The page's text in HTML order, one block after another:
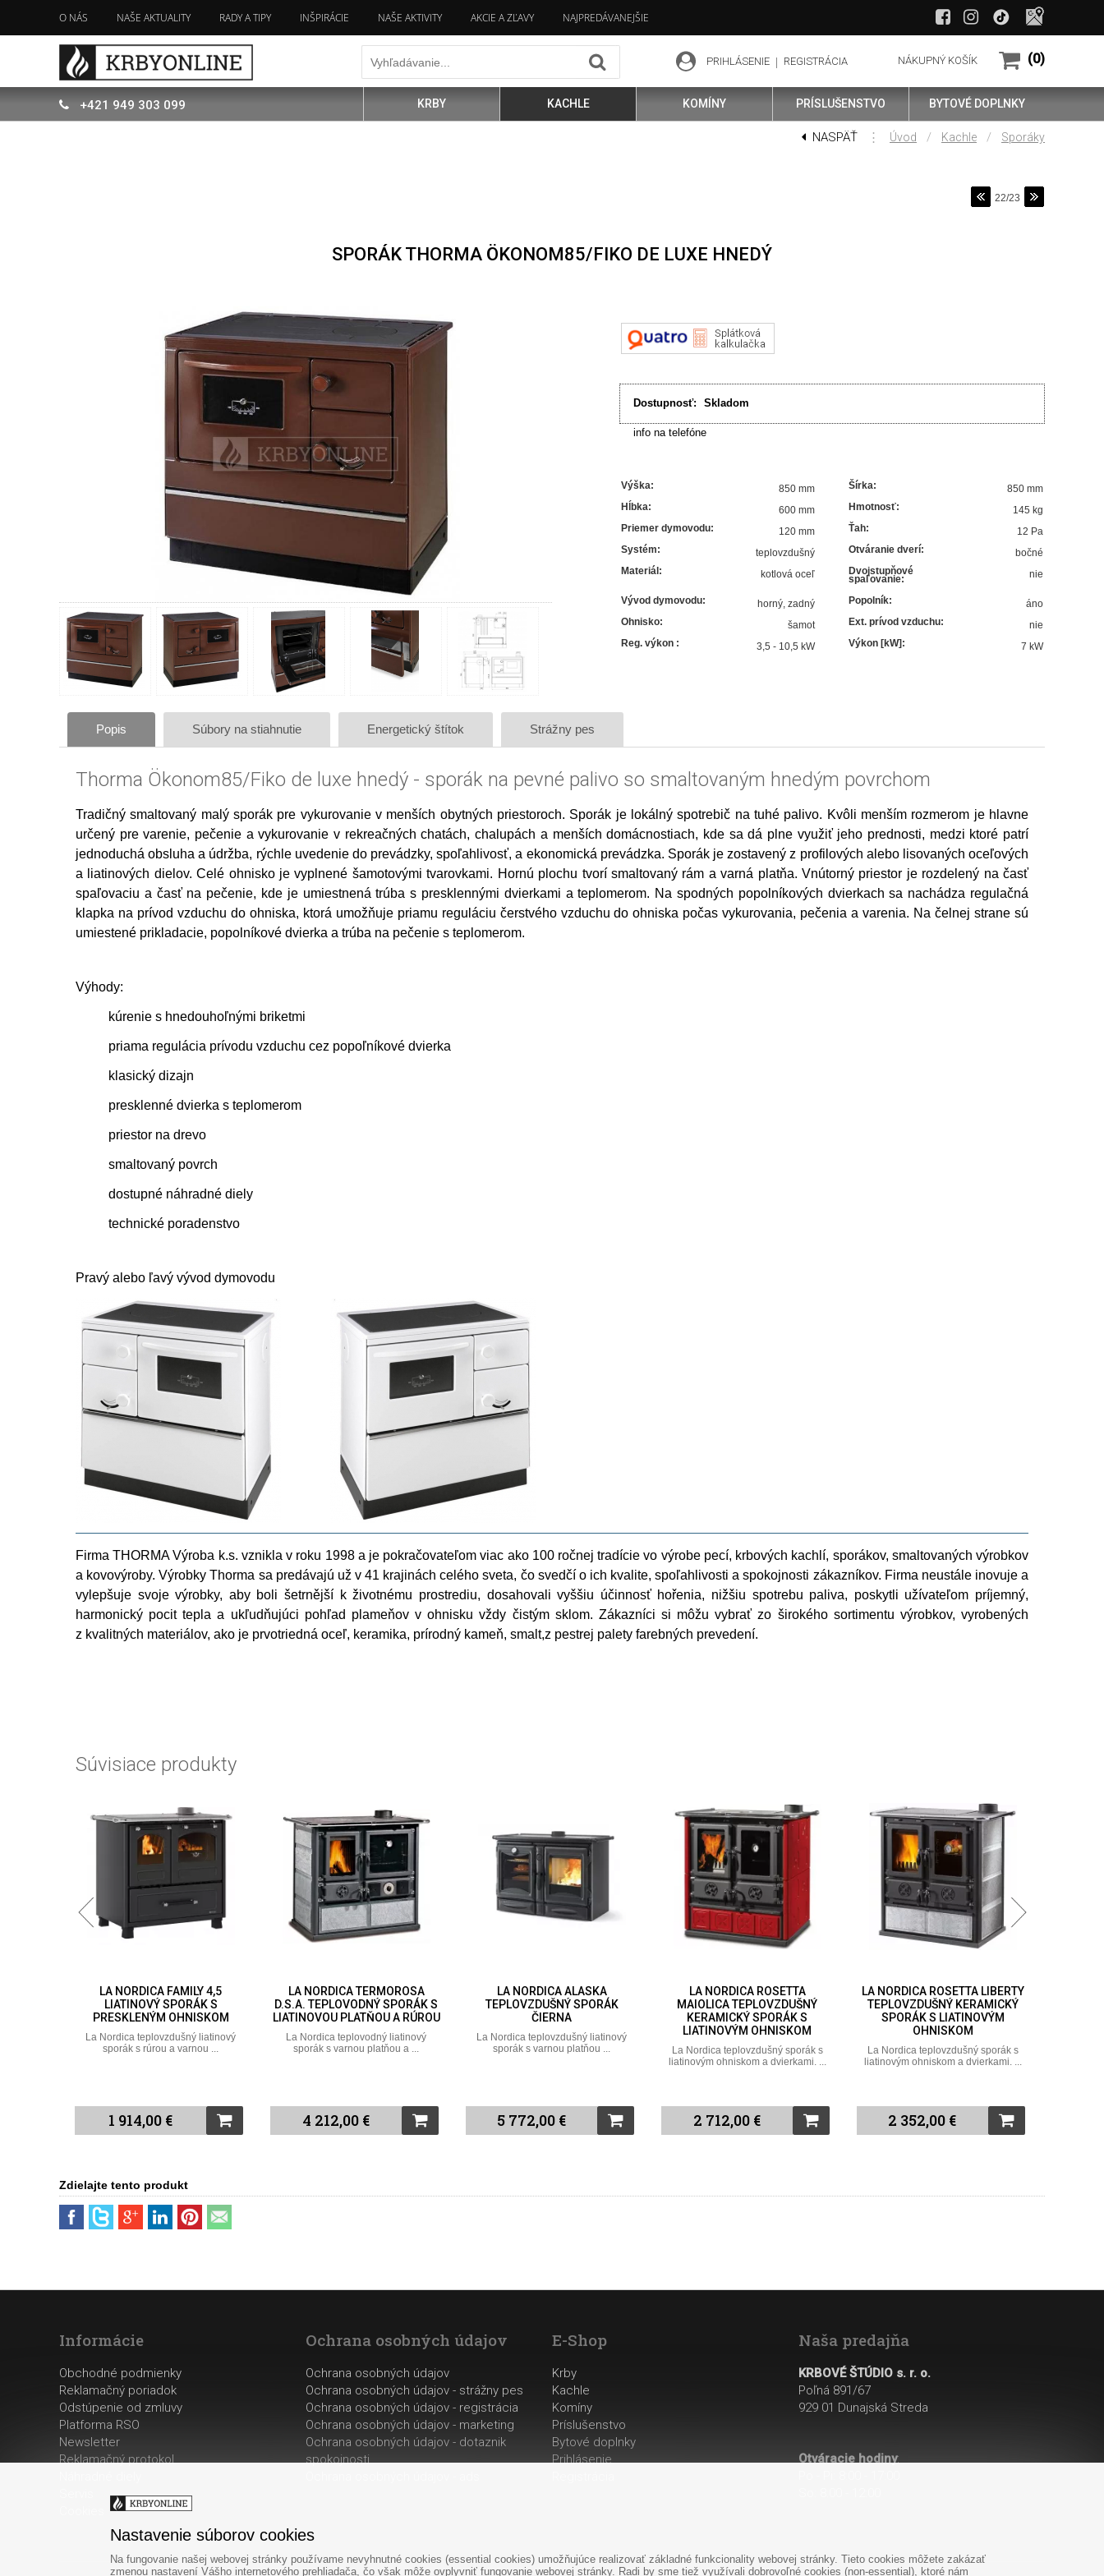
O NÁS NAŠE AKTUALITY RADY A TIPY INŠPIRÁCIE NAŠE AKTIVITY AKCIE A ZĽAVY NAJPREDÁVANEJŠIE
KRBY KACHLE KOMÍNY PRÍSLUŠENSTVO BYTOVÉ DOPLNKY
PRIHLÁSENIE REGISTRÁCIA
+421 949 303 099
NÁKUPNÝ KOŠÍK (0)
NASPÄŤ ⋮ Úvod / Kachle / Sporáky
22/23
SPORÁK THORMA ÖKONOM85/FIKO DE LUXE HNEDÝ
Dostupnosť: Skladom
info na telefóne
Výška: 850 mm Šírka:
850 mm
Hĺbka: 600 mm Hmotnosť:
145 kg
Priemer dymovodu: 120 mm Ťah:
12 Pa
Systém: teplovzdušný Otváranie dverí:
bočné
Materiál : kotlová oceľ Dvojstupňové
spaľovanie: nie
Vývod dymovodu: horný, zadný Popolník:
áno
Ohnisko: šamot Ext. prívod vzduchu:
nie
Reg. výkon : 3,5 - 10,5 kW Výkon [kW] : 7 kW
Popis Súbory na stiahnutie Energetický štítok Strážny pes
Thorma Ökonom85/Fiko de luxe hnedý - sporák na pevné palivo so smaltovaným hnedým povrchom
Tradičný smaltovaný malý sporák pre vykurovanie v menších obytných priestoroch. Sporák je lokálný spotrebič na tuhé palivo. Kvôli menším rozmerom je hlavne
určený pre varenie, pečenie a vykurovanie v rekreačných chatách, chalupách a menších domácnostiach, kde sa dá plne využiť jeho prednosti, medzi ktoré patrí
jednoduchá obsluha a údržba, rýchle uvedenie do prevádzky, spoľahlivosť, a ekonomická prevádzka. Sporák je zostavený z profilových alebo lisovaných oceľových
a liatinových dielov. Celé ohnisko je vyplnené šamotovými tvarovkami. Hornú plochu tvorí smaltovaný rám a varná platňa. Vnútorný priestor je rozdelený na časť
spaľovaciu a časť na pečenie, kde je umiestnená trúba s presklennými dvierkami a teplomerom. Na spodných popolníkových dvierkach sa nachádza regulačná
klapka na prívod vzduchu do ohniska, ktorá umožňuje priamu reguláciu čerstvého vzduchu do ohniska počas vykurovania, pečenia a varenia. Na čelnej strane sú
umiestené prikladacie, popolníkové dvierka a trúba na pečenie s teplomerom.
Výhody:
kúrenie s hnedouhoľnými briketmi
priama regulácia prívodu vzduchu cez popoľníkové dvierka
klasický dizajn
presklenné dvierka s teplomerom
priestor na drevo
smaltovaný povrch
dostupné náhradné diely
technické poradenstvo
Pravý alebo ľavý vývod dymovodu
Firma THORMA Výroba k.s. vznikla v roku 1998 a je pokračovateľom viac ako 100 ročnej tradície vo výrobe pecí, krbových kachlí, sporákov, smaltovaných výrobkov
a kovovýroby. Výrobky Thorma sa predávajú už v 41 krajinách celého sveta, čo svedčí o ich kvalite, spoľahlivosti a spokojnosti zákazníkov. Firma neustále inovuje a
vylepšuje svoje výrobky, aby boli šetrnější k životnému prostrediu, dosahovali vyššiu účinnosť hořenia, nižšiu spotrebu paliva, poskytli užívateľom príjemný,
harmonický pocit tepla a ukľudňujúci pohľad plameňov v ohnisku vždy čistým sklom. Zákazníci si môžu vybrať zo širokého sortimentu výrobkov, vyrobených
z kvalitných materiálov, ako je prvotriedná oceľ, keramika, prírodný kameň, smalt,z pestrej palety farebných prevedení.
Súvisiace produkty
LA NORDICA TERMOROSA
D.S.A. TEPLOVODNÝ SPORÁK S
LIATINOVOU PLATŇOU A RÚROU
La Nordica teplovodný liatinový
sporák s varnou platňou a ...
4 212,00 €
LA NORDICA ALASKA
TEPLOVZDUŠNÝ SPORÁK
ČIERNA
La Nordica teplovzdušný liatinový
sporák s varnou platňou ...
5 772,00 €
LA NORDICA ROSETTA
MAIOLICA TEPLOVZDUŠNÝ
KERAMICKÝ SPORÁK S
LIATINOVÝM OHNISKOM
La Nordica teplovzdušný sporák s
2 712,00 €
LA NORDICA ROSETTA LIBERTY
TEPLOVZDUŠNÝ KERAMICKÝ
SPORÁK S LIATINOVÝM
OHNISKOM
La Nordica teplovzdušný sporák s
liatinovým ohniskom a dvierkami. ...
2 352,00 €
LA NORDICA ROSETTA
SINISTRA TEPLOVZDUŠNÝ
KERAMICKÝ SPORÁK S
LIATINOVÝM OHNISKOM
La Nordica teplovzdušný sporák s
liatinovým ohniskom a dvierkami. ...
2 352,00 €
Zdielajte tento produkt
Informácie
Obchodné podmienky
Reklamačný poriadok
Odstúpenie od zmluvy
Platforma RSO
Newsletter
Reklamačný protokol
Ochrana osobných údajov
Ochrana osobných údajov
Ochrana osobných údajov - strážny pes
Ochrana osobných údajov - registrácia
Ochrana osobných údajov - marketing
Ochrana osobných údajov - dotaznik
spokojnosti
E-Shop
Krby
Kachle
Komíny
Príslušenstvo
Bytové doplnky
Prihlásenie
Naša predajňa
KRBOVÉ ŠTÚDIO s. r. o.
Poľná 891/67
929 01 Dunajská Streda
Otváracie hodiny:
Nastavenie súborov cookies
Na fungovanie našej webovej stránky používame nevyhnutné cookies (essential cookies) umožňujúce realizovať základné funkcionality webovej stránky. Tieto cookies môžete zakázať
zmenou nastavení Vášho internetového prehliadača, čo však môže ovplyvniť fungovanie webovej stránky. Radi by sme tiež využívali dobrovoľné cookies (non-essential), ktoré nám